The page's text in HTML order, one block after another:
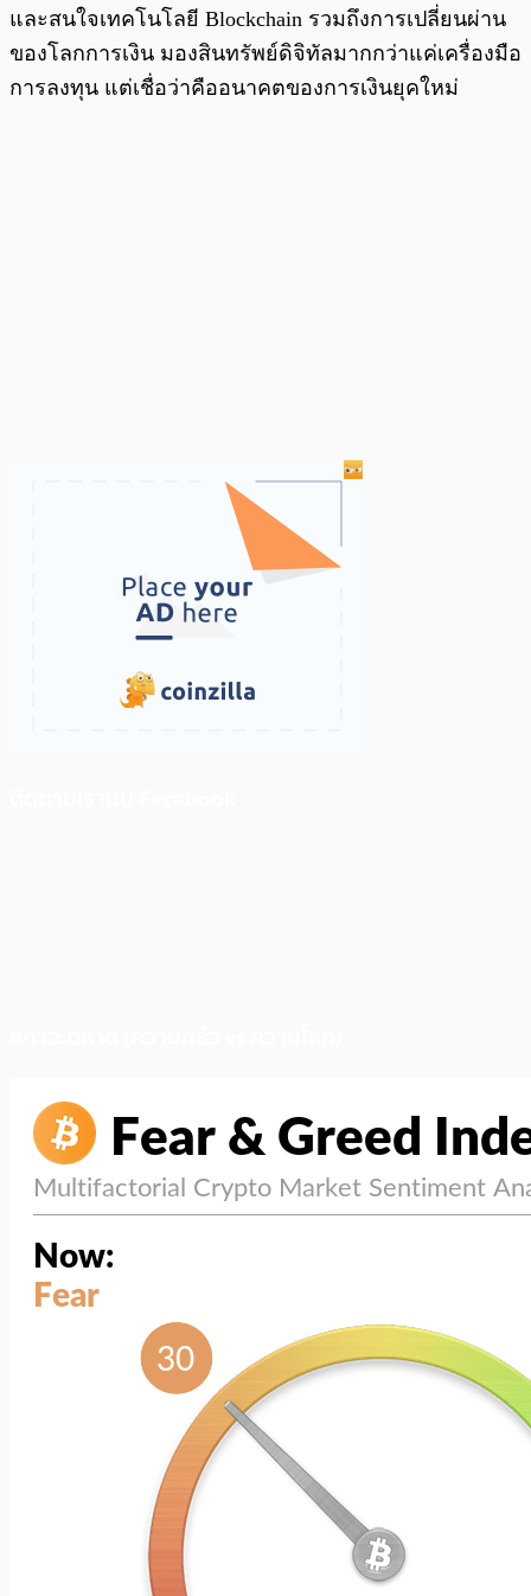
และสนใจเทคโนโลยี Blockchain รวมถึงการเปลี่ยนผ่าน
ของโลกการเงิน มองสินทรัพย์ดิจิทัลมากกว่าแค่เครื่องมือ
การลงทุน แต่เชื่อว่าคืออนาคตของการเงินยุคใหม่